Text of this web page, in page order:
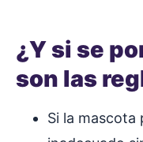
¿Y si se
son las
Si la